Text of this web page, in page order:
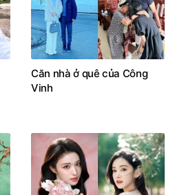
Căn nhà ở quê của Công
Vinh